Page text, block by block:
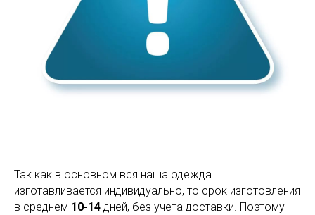
Так как в основном вся наша одежда
изготавливается индивидуально, то срок изготовления
в среднем 10-14 дней, без учета доставки. Поэтому